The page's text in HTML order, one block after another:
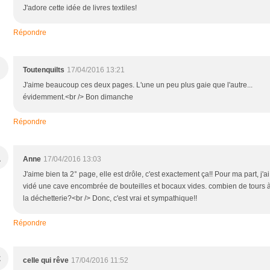
J'adore cette idée de livres textiles!
Répondre
Toutenquilts 17/04/2016 13:21
J'aime beaucoup ces deux pages. L'une un peu plus gaie que l'autre...
évidemment.<br /> Bon dimanche
Répondre
Anne 17/04/2016 13:03
J'aime bien ta 2° page, elle est drôle, c'est exactement ça!! Pour ma part, j'ai
vidé une cave encombrée de bouteilles et bocaux vides. combien de tours
la déchetterie?<br /> Donc, c'est vrai et sympathique!!
Répondre
celle qui rêve 17/04/2016 11:52